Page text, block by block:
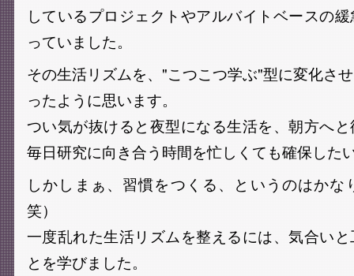
しているプロジェクトやアルバイトベースの
っていました。
その生活リズムを、"こつこつ学ぶ"型に変化さ
ったように思います。
つい気が抜けると夜型になる生活を、朝方へ
毎日研究に向き合う時間を忙しくても確保した
しかしまぁ、習慣をつくる、というのはかな
笑）
一度乱れた生活リズムを整えるには、気合い
とを学びました。